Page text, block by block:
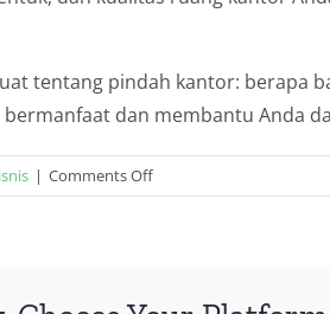
tentang pindah kantor: berapa
dan membantu Anda
| Comments Offon
Berapa